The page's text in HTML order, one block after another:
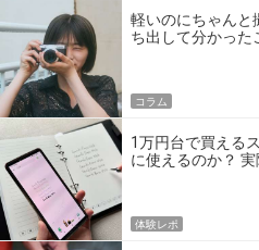
軽いのにちゃんと
ち出して分かった
コラム
1万円台で買える
に使えるのか？
体験レポ